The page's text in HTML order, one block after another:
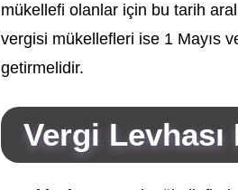
mükellefi olanlar için bu tarih
vergisi mükellefleri ise 1 Mayıs
getirmelidir.
Vergi Levhası